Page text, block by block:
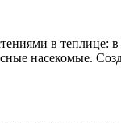
в теплице: в
насекомые.